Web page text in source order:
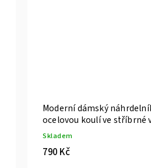
Moderní dámský
ocelovou koulí ve stříbrné
Skladem
790 Kč